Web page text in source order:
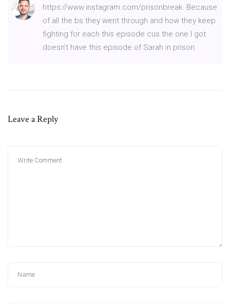
https://www.instagram.com/prisonbreak. Because
of all the bs they went through and how they keep
fighting for each this episode cus the one I got
doesn't have this episode of Sarah in prison.
Leave a Reply